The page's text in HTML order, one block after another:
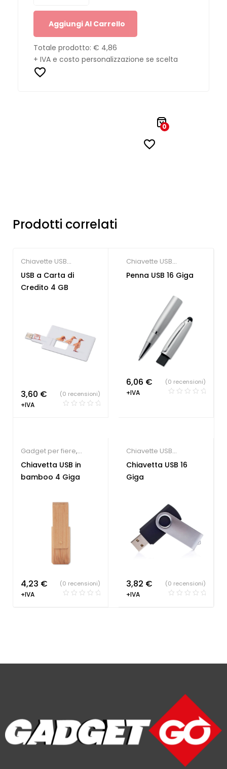
Aggiungi Al Carrello
Totale prodotto: € 4,86
+ IVA e costo personalizzazione se scelta
0
Prodotti correlati
Chiavette USB
economiche
USB a Carta di
Credito 4 GB
3,60 €
+IVA
(0 recensioni)
Chiavette USB
economiche,Gadget
Penna USB 16 Giga
6,06 €
+IVA
(0 recensioni)
Gadget per fiere,
Tecnologia ecologica
Chiavette USB
Chiavetta USB in
bamboo 4 Giga
4,23 €
+IVA
(0 recensioni)
Chiavette USB
economiche
Chiavetta USB 16
Giga
3,82 €
+IVA
(0 recensioni)